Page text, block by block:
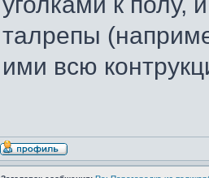
талрепы
ими всю